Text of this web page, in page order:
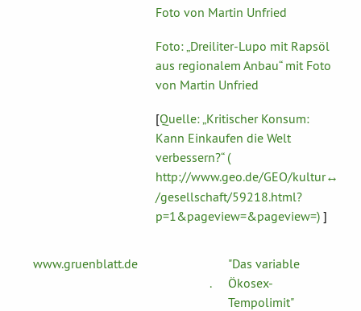
Foto von Martin Unfried
Foto: „Dreiliter-Lupo mit Rapsöl
aus regionalem Anbau“ mit Foto
von Martin Unfried
[Quelle: „Kritischer Konsum:
Kann Einkaufen die Welt
verbessern?“ (
http://www.geo.de/GEO/kultur↔
/gesellschaft/59218.html?
p=1&pageview=&pageview=) ]
www.gruenblatt.de
.
"Das variable
Ökosex-
Tempolimit"